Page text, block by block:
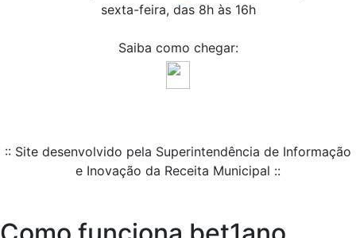
sexta-feira, das 8h às 16h
Saiba como chegar:
:: Site desenvolvido pela Superintendência de Informação
e Inovação da Receita Municipal ::